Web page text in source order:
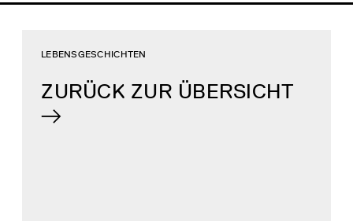
ZURÜCK ZUR ÜBERSICHT
LEBENSGESCHICHTEN